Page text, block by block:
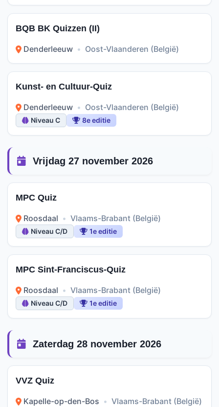
BQB BK Quizzen (II)
Denderleeuw • Oost-Vlaanderen (België)
Kunst- en Cultuur-Quiz
Denderleeuw • Oost-Vlaanderen (België)
Niveau C 8e editie
Vrijdag 27 november 2026
MPC Quiz
Roosdaal • Vlaams-Brabant (België)
Niveau C/D 1e editie
MPC Sint-Franciscus-Quiz
Roosdaal • Vlaams-Brabant (België)
Niveau C/D 1e editie
Zaterdag 28 november 2026
VVZ Quiz
Kapelle-op-den-Bos • Vlaams-Brabant (België)